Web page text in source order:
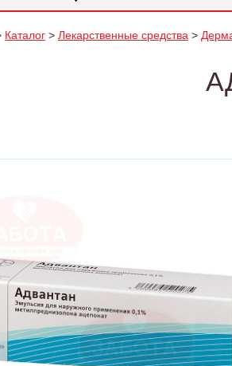
Каталог > Лекарственные средства >